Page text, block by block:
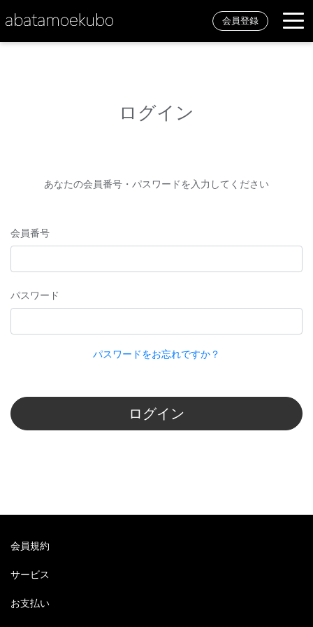
会員登録
ログイン
あなたの会員番号・パスワードを入力してください
会員番号
パスワード
パスワードをお忘れですか？
ログイン
会員規約
サービス
お支払い